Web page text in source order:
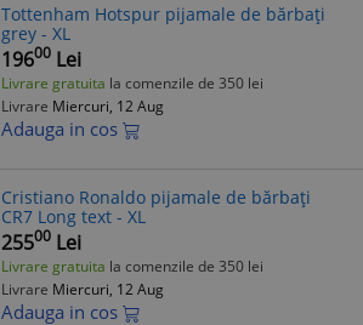
Tottenham Hotspur pijamale de bărbați
grey - XL
19600 Lei
Livrare gratuita la comenzile de 350 lei
Livrare Miercuri, 12 Aug
Adauga in cos
Cristiano Ronaldo pijamale de bărbați
CR7 Long text - XL
25500 Lei
Livrare gratuita la comenzile de 350 lei
Livrare Miercuri, 12 Aug
Adauga in cos